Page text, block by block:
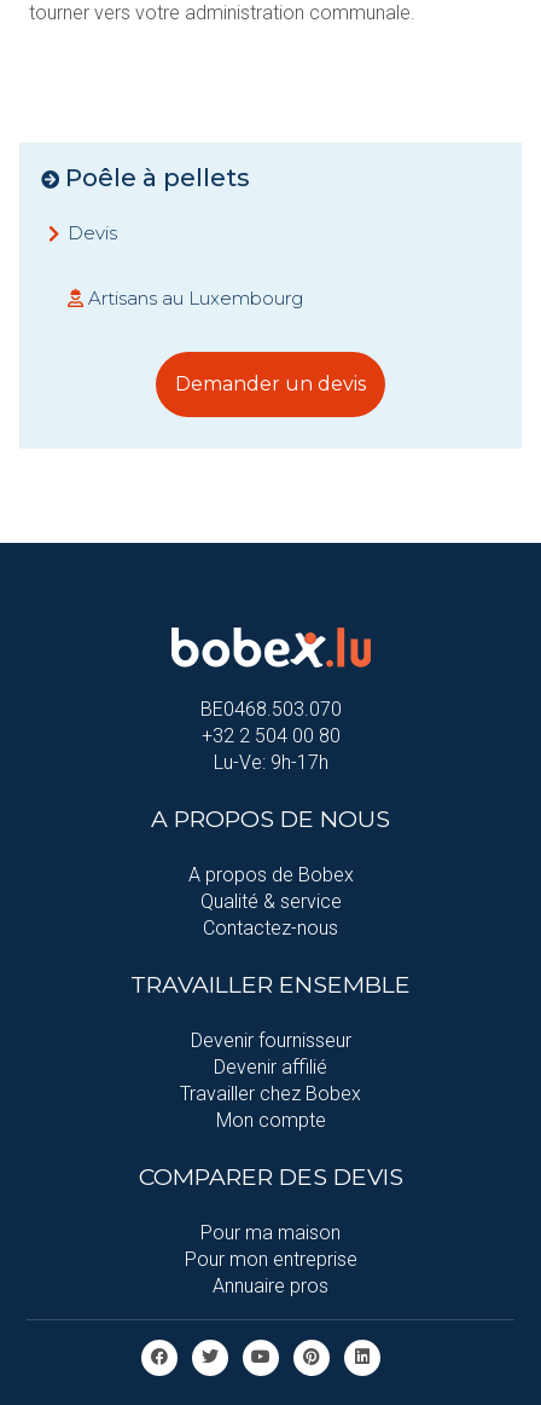
tourner vers votre administration communale.
Poêle à pellets
Devis
Artisans au Luxembourg
Demander un devis
BE0468.503.070
+32 2 504 00 80
Lu-Ve: 9h-17h
A PROPOS DE NOUS
A propos de Bobex
Qualité & service
Contactez-nous
TRAVAILLER ENSEMBLE
Devenir fournisseur
Devenir affilié
Travailler chez Bobex
Mon compte
COMPARER DES DEVIS
Pour ma maison
Pour mon entreprise
Annuaire pros